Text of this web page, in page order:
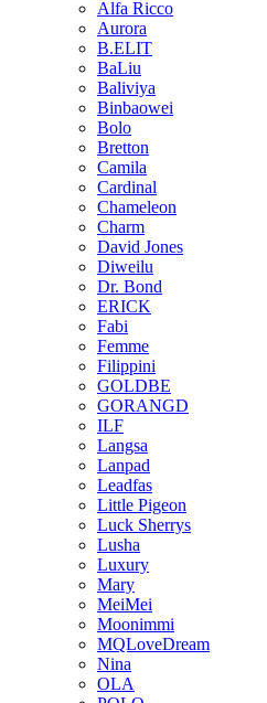
Alfa Ricco
Aurora
B.ELIT
BaLiu
Baliviya
Binbaowei
Bolo
Bretton
Camila
Cardinal
Chameleon
Charm
David Jones
Diweilu
Dr. Bond
ERICK
Fabi
Femme
Filippini
GOLDBE
GORANGD
ILF
Langsa
Lanpad
Leadfas
Little Pigeon
Luck Sherrys
Lusha
Luxury
Mary
MeiMei
Moonimmi
MQLoveDream
Nina
OLA